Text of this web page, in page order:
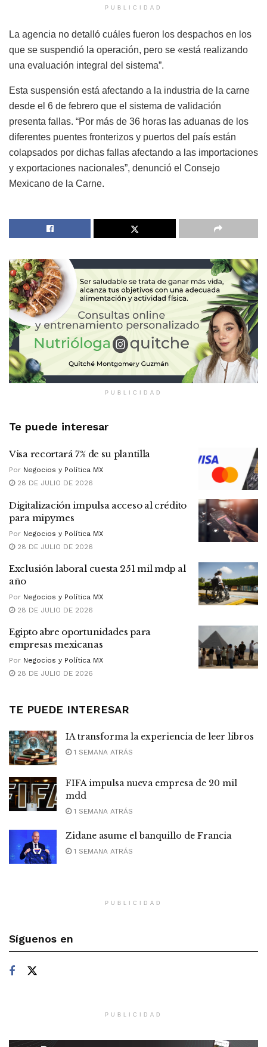
PUBLICIDAD
La agencia no detalló cuáles fueron los despachos en los
que se suspendió la operación, pero se «está realizando
una evaluación integral del sistema”.
Esta suspensión está afectando a la industria de la carne
desde el 6 de febrero que el sistema de validación
presenta fallas. “Por más de 36 horas las aduanas de los
diferentes puentes fronterizos y puertos del país están
colapsados por dichas fallas afectando a las importaciones
y exportaciones nacionales”, denunció el Consejo
Mexicano de la Carne.
PUBLICIDAD
Te puede interesar
Visa recortará 7% de su plantilla
Por Negocios y Política MX
28 DE JULIO DE 2026
Digitalización impulsa acceso al crédito
para mipymes
Por Negocios y Política MX
28 DE JULIO DE 2026
Exclusión laboral cuesta 251 mil mdp al
año
Por Negocios y Política MX
28 DE JULIO DE 2026
Egipto abre oportunidades para
empresas mexicanas
Por Negocios y Política MX
28 DE JULIO DE 2026
TE PUEDE INTERESAR
IA transforma la experiencia de leer libros
1 SEMANA ATRÁS
FIFA impulsa nueva empresa de 20 mil
mdd
1 SEMANA ATRÁS
Zidane asume el banquillo de Francia
1 SEMANA ATRÁS
PUBLICIDAD
Síguenos en
PUBLICIDAD